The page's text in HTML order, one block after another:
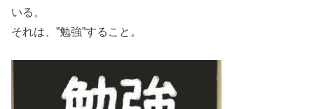
いる。
それは、”勉強”すること。